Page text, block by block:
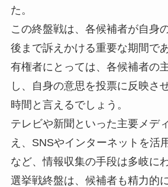
た。
この終盤戦は、各候補者が自身
後まで訴えかける重要な期間で
有権者にとっては、各候補者の
し、自身の意思を投票に反映さ
時間と言えるでしょう。
テレビや新聞といった主要メデ
え、SNSやインターネットを活
など、情報収集の手段は多岐に
選挙戦終盤は、候補者も精力的